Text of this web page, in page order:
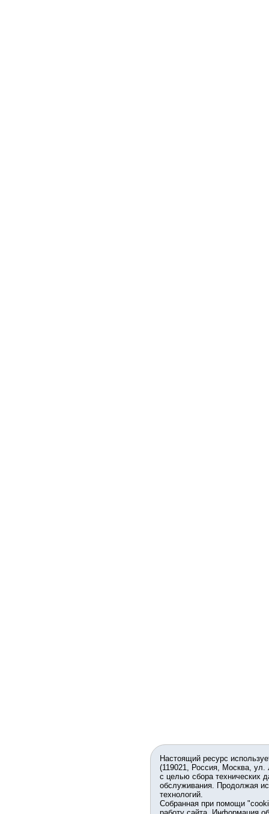
Настоящий ресурс
(119021, Россия, Москва,
с целью сбора технических
обслуживания. Продолжая
технологий.
Собранная при помощи